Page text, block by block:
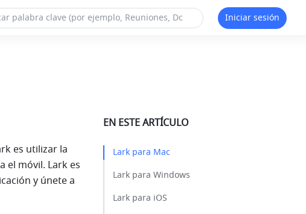
Iniciar sesión
es utilizar la
el móvil. Lark es
y únete a
EN ESTE ARTÍCULO
Lark para Mac​
Lark para Windows​
Lark para iOS​